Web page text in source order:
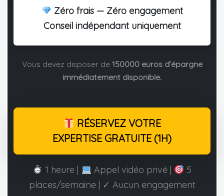
Zéro frais — Zéro engagement
Conseil indépendant uniquement
Vous devez disposer de 150000 euros d’épargne
immédiatement disponible.
RÉSERVEZ VOTRE
EXPERTISE GRATUITE (1H)
1 heure | Appel vidéo privé |
5
places/semaine | ✓ Aucun engagement